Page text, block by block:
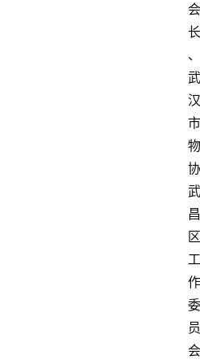
会
长
、
武
汉
市
物
协
武
昌
区
工
作
委
员
会